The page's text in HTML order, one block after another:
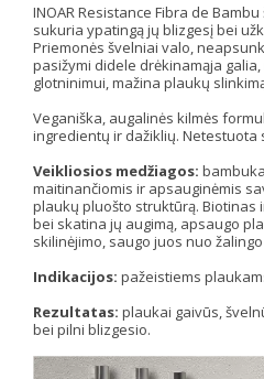
INOAR Resistance Fibra de
sukuria ypatingą jų blizgesį bei
Priemonės švelniai valo,
pasižymi didele drėkinamąja
glotninimui, mažina plaukų
Veganiška, augalinės kilmės
ingredientų ir dažiklių. Netestuota
Veikliosios medžiagos:
maitinančiomis ir apsauginėmis
plaukų pluošto struktūrą. Biotinas
bei skatina jų augimą, apsaugo
skilinėjimo, saugo juos nuo
Indikacijos: pažeistiems
Rezultatas: plaukai gaivūs,
bei pilni blizgesio.